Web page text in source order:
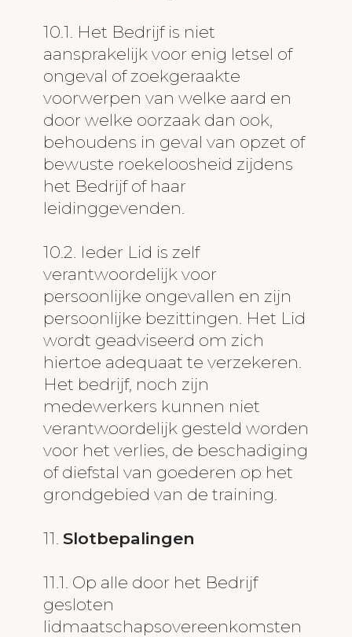
10.1. Het Bedrijf is niet
aansprakelijk voor enig letsel of
ongeval of zoekgeraakte
voorwerpen van welke aard en
door welke oorzaak dan ook,
behoudens in geval van opzet of
bewuste roekeloosheid zijdens
het Bedrijf of haar
leidinggevenden.
10.2. Ieder Lid is zelf
verantwoordelijk voor
persoonlijke ongevallen en zijn
persoonlijke bezittingen. Het Lid
wordt geadviseerd om zich
hiertoe adequaat te verzekeren.
Het bedrijf, noch zijn
medewerkers kunnen niet
verantwoordelijk gesteld worden
voor het verlies, de beschadiging
of diefstal van goederen op het
grondgebied van de training.
11. Slotbepalingen
11.1. Op alle door het Bedrijf
gesloten
lidmaatschapsovereenkomsten